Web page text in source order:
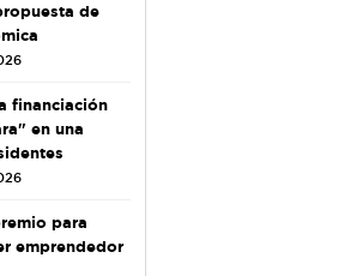
de
financiación
en una
para
emprendedor